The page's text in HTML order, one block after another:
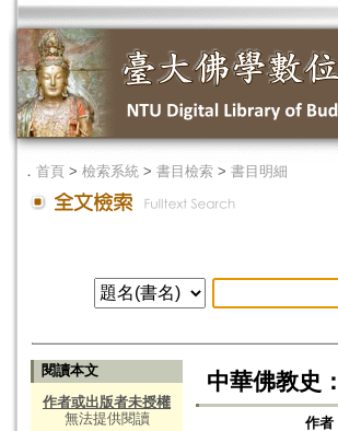
． 首頁 > 檢索系統 > 書目檢索 > 書目明細
閱讀本文
作者或出版者未授權
無法提供閱讀
中華佛教史
作者